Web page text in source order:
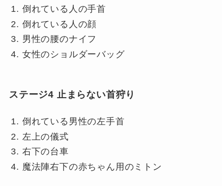
倒れている人の手首
倒れている人の顔
男性の腰のナイフ
女性のショルダーバッグ
ステージ4 止まらない首狩り
倒れている男性の左手首
左上の儀式
右下の台車
魔法陣右下の赤ちゃん用のミトン